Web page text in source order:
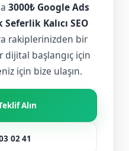
3000₺ Google Ads
Seferlik Kalıcı SEO
rakiplerinizden bir
dijital başlangıç için
için bize ulaşın.
Alın
02 41